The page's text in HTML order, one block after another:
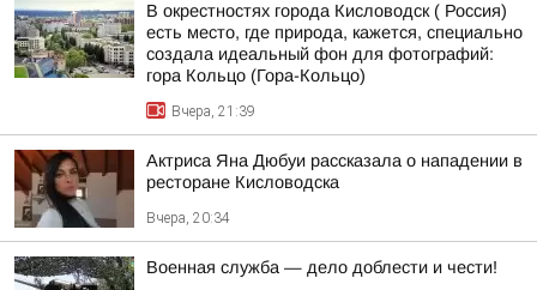
В окрестностях города Кисловодск ( Россия)
есть место, где природа, кажется, специально
создала идеальный фон для фотографий:
гора Кольцо (Гора-Кольцо)
Вчера, 21:39
Актриса Яна Дюбуи рассказала о нападении в
ресторане Кисловодска
Вчера, 20:34
Военная служба — дело доблести и чести!